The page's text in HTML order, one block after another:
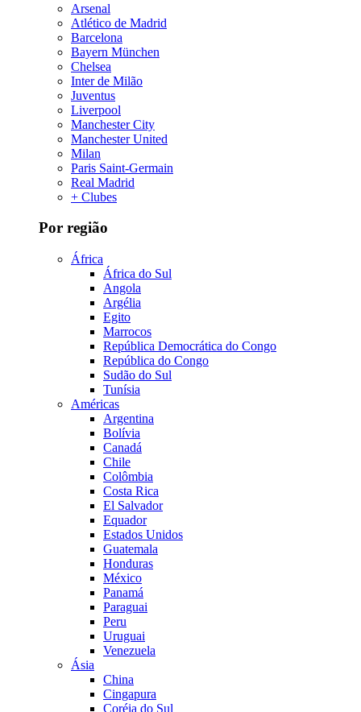
Arsenal
Atlético de Madrid
Barcelona
Bayern München
Chelsea
Inter de Milão
Juventus
Liverpool
Manchester City
Manchester United
Milan
Paris Saint-Germain
Real Madrid
+ Clubes
Por região
África
África do Sul
Angola
Argélia
Egito
Marrocos
República Democrática do Congo
República do Congo
Sudão do Sul
Tunísia
Américas
Argentina
Bolívia
Canadá
Chile
Colômbia
Costa Rica
El Salvador
Equador
Estados Unidos
Guatemala
Honduras
México
Panamá
Paraguai
Peru
Uruguai
Venezuela
Ásia
China
Cingapura
Coréia do Sul